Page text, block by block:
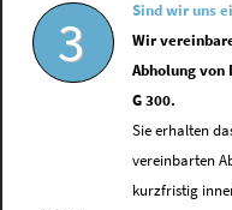
3
Sind wir uns
Wir
Abholung von
G 300.
Sie erhalten
vereinbarten
kurzfristig